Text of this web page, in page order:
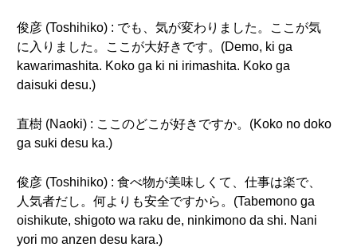
俊彦 (Toshihiko) : でも、気が変わりました。ここが気
に入りました。ここが大好きです。(Demo, ki ga
kawarimashita. Koko ga ki ni irimashita. Koko ga
daisuki desu.)
直樹 (Naoki) : ここのどこが好きですか。(Koko no doko
ga suki desu ka.)
俊彦 (Toshihiko) : 食べ物が美味しくて、仕事は楽で、
人気者だし。何よりも安全ですから。(Tabemono ga
oishikute, shigoto wa raku de, ninkimono da shi. Nani
yori mo anzen desu kara.)